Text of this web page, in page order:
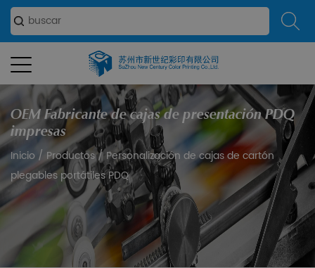
OEM Fabricante de cajas de presentación PDQ
impresas
Inicio / Productos/Personalización de cajas de cartón
plegables portátiles PDQ